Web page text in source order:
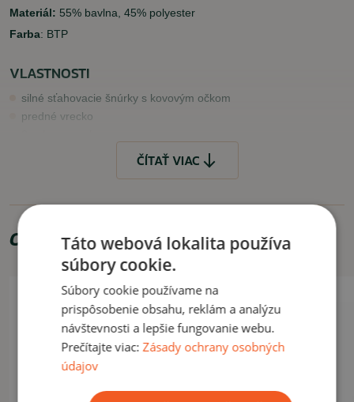
Materiál: 55% bavlna, 45% polyester
Farba: BTP
VLASTNOSTI
silné sťahovacie šnúrky s kovovým očkom
predné vrecko
1 taktické vrecko na rukáve
Vhodná na bežné každodenné nosenie.
ČÍTAŤ MENEJ
ČÍTAŤ VIAC
Odporúčame zakúpiť
Táto webová lokalita používa
súbory cookie.
Súbory cookie používame na
prispôsobenie obsahu, reklám a analýzu
návštevnosti a lepšie fungovanie webu.
Prečítajte viac:Zásady ochrany osobných
údajov